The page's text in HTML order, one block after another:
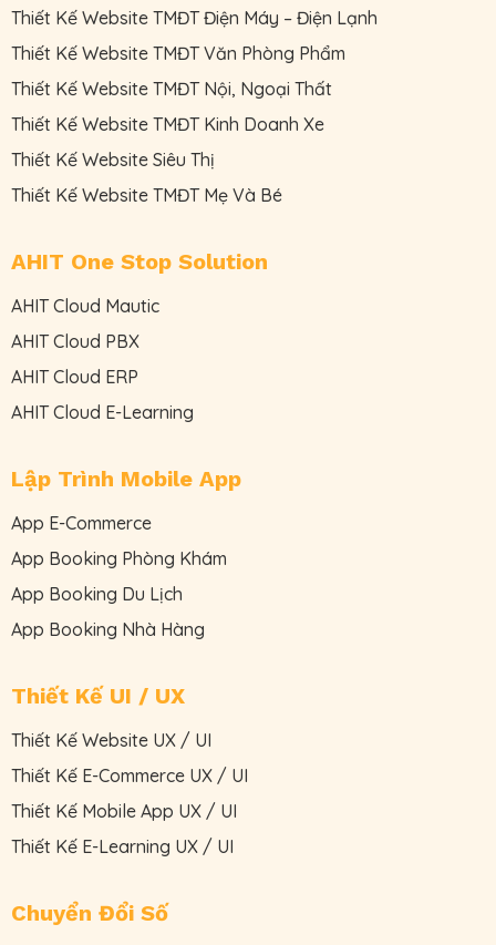
Thiết Kế Website TMĐT Điện Máy – Điện Lạnh
Thiết Kế Website TMĐT Văn Phòng Phẩm
Thiết Kế Website TMĐT Nội, Ngoại Thất
Thiết Kế Website TMĐT Kinh Doanh Xe
Thiết Kế Website Siêu Thị
Thiết Kế Website TMĐT Mẹ Và Bé
AHIT One Stop Solution
AHIT Cloud Mautic
AHIT Cloud PBX
AHIT Cloud ERP
AHIT Cloud E-Learning
Lập Trình Mobile App
App E-Commerce
App Booking Phòng Khám
App Booking Du Lịch
App Booking Nhà Hàng
Thiết Kế UI / UX
Thiết Kế Website UX / UI
Thiết Kế E-Commerce UX / UI
Thiết Kế Mobile App UX / UI
Thiết Kế E-Learning UX / UI
Chuyển Đổi Số